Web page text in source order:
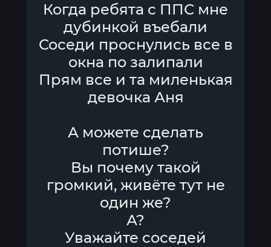
Когда ребята с ППС мне
дубинкой въебали
Соседи проснулись все в
окна по залипали
Прям все и та миленькая
девочка Аня
А можете сделать
потише?
Вы почему такой
громкий, живёте тут не
один же?
А?
Уважайте соседей